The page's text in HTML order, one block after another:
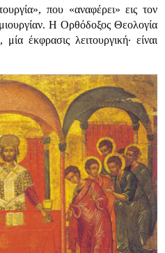
που «αναφέρει» εις τον
Η Ορθόδοξος Θεολογία
έκφρασις λειτουργική· είναι